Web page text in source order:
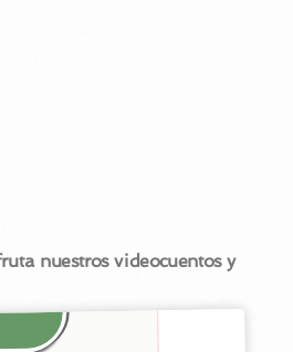
nuestros videocuentos y